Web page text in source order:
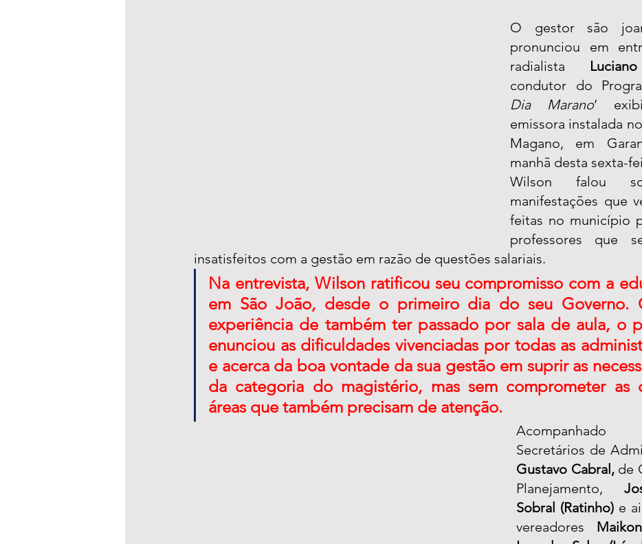
O gestor são
pronunciou em
radialista
condutor do
Dia Marano’
emissora instalada
Magano, em
manhã desta sexta-
Wilson falou
manifestações que
feitas no município
professores que
insatisfeitos com a gestão em razão de questões salariais.
Na entrevista, Wilson ratificou seu compromisso com a
em São João, desde o primeiro dia do seu Governo.
experiência de também ter passado por sala de aula, o
enunciou as dificuldades vivenciadas por todas as
e acerca da boa vontade da sua gestão em suprir as
da categoria do magistério, mas sem comprometer as
áreas que também precisam de atenção.
Gustavo Cabral, de
Planejamento,
Sobral (Ratinho) e
vereadores